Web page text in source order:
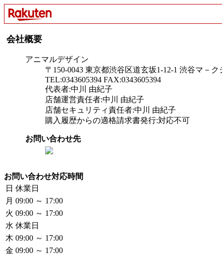
会社概要
アニマルデザイン
〒150-0043 東京都渋谷区道玄坂1-12-1 渋谷マ－ク
TEL:0343605394 FAX:0343605394
代表者:中川 由紀子
店舗運営責任者:中川 由紀子
店舗セキュリティ責任者:中川 由紀子
購入履歴からの適格請求書発行:対応不可
お問い合わせ先
お問い合わせ対応時間
日 休業日
月 09:00 ～ 17:00
火 09:00 ～ 17:00
水 休業日
木 09:00 ～ 17:00
金 09:00 ～ 17:00